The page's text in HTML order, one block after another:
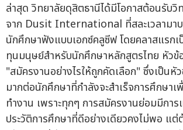
ล่าสุด วิทยาลัยดุสิตธานีได้มีโอกาสต้อนรับวิ
จาก Dusit International ที่สละเวลามา
นักศึกษาฟังแบบเอกซ์คลูซีฟ โดยคลาสแรกเ
ทุนมนุษย์สำหรับนักศึกษาหลักสูตรไทย หัวข้
"สมัครงานอย่างไรให้ถูกคัดเลือก" ซึ่งเป็นหั
มากต่อนักศึกษาที่กำลังจะสำเร็จการศึกษาเ
ทำงาน เพราะทุกๆ การสมัครงานย่อมมีกา
ประวัติการศึกษาที่ดีอย่างเดียวคงไม่พอ แต่